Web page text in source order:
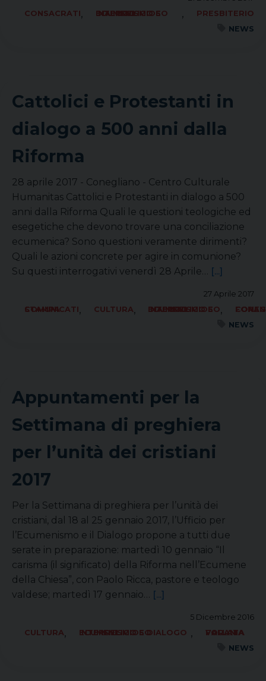
CONSACRATI, ECUMENISMO E DIALOGO INTERRELIGIOSO ,
PRESBITERIO
NEWS
Cattolici e Protestanti in
dialogo a 500 anni dalla
Riforma
28 aprile 2017 - Conegliano - Centro Culturale
Humanitas Cattolici e Protestanti in dialogo a 500
anni dalla Riforma Quali le questioni teologiche ed
esegetiche che devono trovare una conciliazione
ecumenica? Sono questioni veramente dirimenti?
Quali le azioni concrete per agire in comunione?
Su questi interrogativi venerdì 28 Aprile… [...]
27 Aprile 2017
COMUNICATI STAMPA
, CULTURA, ECUMENISMO E DIALOGO INTERRELIGIOSO,
FORANIA
NEWS
Appuntamenti per la
Settimana di preghiera
per l’unità dei cristiani
2017
Per la Settimana di preghiera per l’unità dei
cristiani, dal 18 al 25 gennaio 2017, l’Ufficio per
l’Ecumenismo e il Dialogo propone a tutti due
serate in preparazione: martedì 10 gennaio “Il
carisma (il significato) della Riforma nell’Ecumene
della Chiesa”, con Paolo Ricca, pastore e teologo
valdese; martedì 17 gennaio… [...]
5 Dicembre 2016
CULTURA, ECUMENISMO E DIALOGO INTERRELIGIOSO ,
FORANIA VALLATA
NEWS